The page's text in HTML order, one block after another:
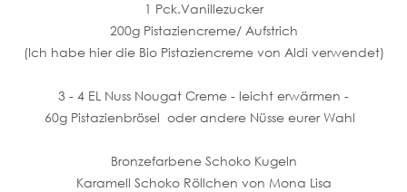
1 Pck.Vanillezucker
200g Pistaziencreme/ Aufstrich
(Ich habe hier die Bio Pistaziencreme von Aldi verwendet)
3 - 4 EL Nuss Nougat Creme - leicht erwärmen -
60g Pistazienbrösel oder andere Nüsse eurer Wahl
Bronzefarbene Schoko Kugeln
Karamell Schoko Röllchen von Mona Lisa